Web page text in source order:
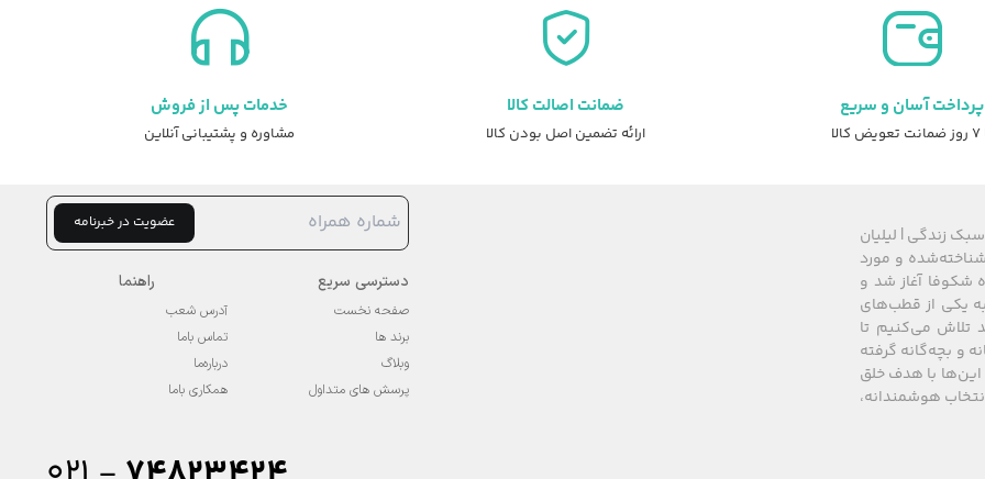
پرداخت آسان و سریع
کالا
ضمانت اصالت کالا
ارائه تضمین اصل بودن کالا
خدمات پس از فروش
مشاوره و پشتیبانی آنلاین
زندگی | لیلیان
شناخته‌شده و مورد
سال ۲۰۰۸ زیرمجموعه گروه شکوفا آغاز شد و
به یکی از قطب‌های
تلاش می‌کنیم تا
و بچه‌گانه گرفته
با هدف خلق
هوشمندانه،
عضویت در خبرنامه
دسترسی سریع
صفحه نخست
برند ها
وبلاگ
پرسش های متداول
راهنما
آدرس شعب
تماس باما
درباره‌ما
همکاری باما